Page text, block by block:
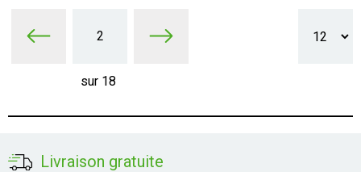
2
sur 18
Livraison gratuite